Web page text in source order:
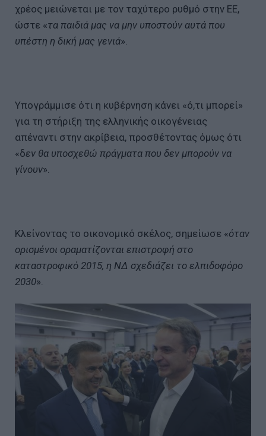
χρέος μειώνεται με τον ταχύτερο ρυθμό στην ΕΕ,
ώστε «τα παιδιά μας να μην υποστούν αυτά που
υπέστη η δική μας γενιά».
Υπογράμμισε ότι η κυβέρνηση κάνει «ό,τι μπορεί»
για τη στήριξη της ελληνικής οικογένειας
απέναντι στην ακρίβεια, προσθέτοντας όμως ότι
«δεν θα υποσχεθώ πράγματα που δεν μπορούν να
γίνουν».
Κλείνοντας το οικονομικό σκέλος, σημείωσε «όταν
ορισμένοι οραματίζονται επιστροφή στο
καταστροφικό 2015, η ΝΔ σχεδιάζει το ελπιδοφόρο
2030».